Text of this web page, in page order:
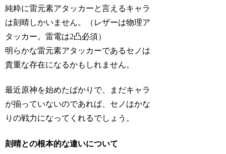
純粋に雷元素アタッカーと言えるキャラ
は刻晴しかいません。（レザーは物理ア
タッカー。雷電は2凸必須）
明らかな雷元素アタッカーであるセノは
貴重な存在になるかもしれません。
最近原神を始めたばかりで、まだキャラ
が揃っていないのであれば、セノはかな
りの戦力になってくれるでしょう。
刻晴との根本的な違いについて